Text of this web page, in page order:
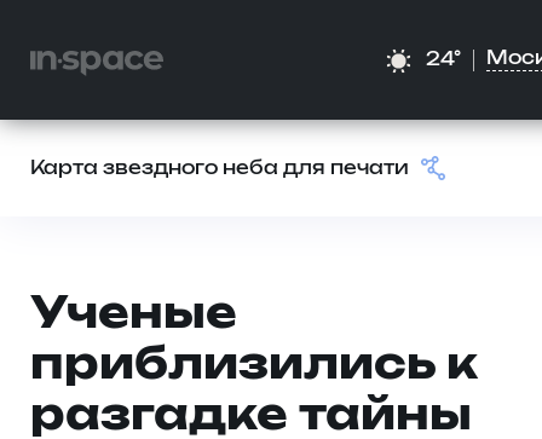
24°
Карта звездного неба для печати
Ученые
приблизились к
разгадке тайны